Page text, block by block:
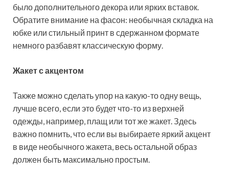
было дополнительного декора или ярких вставок.
Обратите внимание на фасон: необычная складка на
юбке или стильный принт в сдержанном формате
немного разбавят классическую форму.
Жакет с акцентом
Также можно сделать упор на какую-то одну вещь,
лучше всего, если это будет что-то из верхней
одежды, например, плащ или тот же жакет. Здесь
важно помнить, что если вы выбираете яркий акцент
в виде необычного жакета, весь остальной образ
должен быть максимально простым.